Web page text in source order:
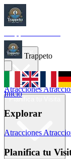
Inicio
Atracciones
Trappeto
Inicio
Explorar
Atracciones
Planifica tu